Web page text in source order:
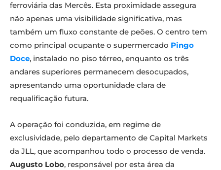
ferroviária das Mercês. Esta proximidade assegura
não apenas uma visibilidade significativa, mas
também um fluxo constante de peões. O centro tem
como principal ocupante o supermercado Pingo
Doce, instalado no piso térreo, enquanto os três
andares superiores permanecem desocupados,
apresentando uma oportunidade clara de
requalificação futura.
A operação foi conduzida, em regime de
exclusividade, pelo departamento de Capital Markets
da JLL, que acompanhou todo o processo de venda.
Augusto Lobo, responsável por esta área da